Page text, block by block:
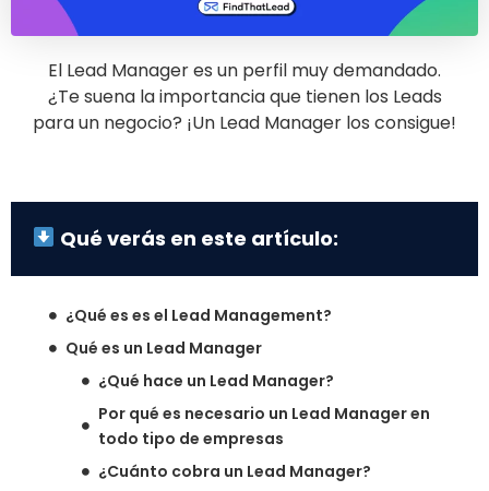
El Lead Manager es un perfil muy demandado.
¿Te suena la importancia que tienen los Leads
para un negocio? ¡Un Lead Manager los consigue!
Qué verás en este artículo:
¿Qué es es el Lead Management?
Qué es un Lead Manager
¿Qué hace un Lead Manager?
Por qué es necesario un Lead Manager en
todo tipo de empresas
¿Cuánto cobra un Lead Manager?